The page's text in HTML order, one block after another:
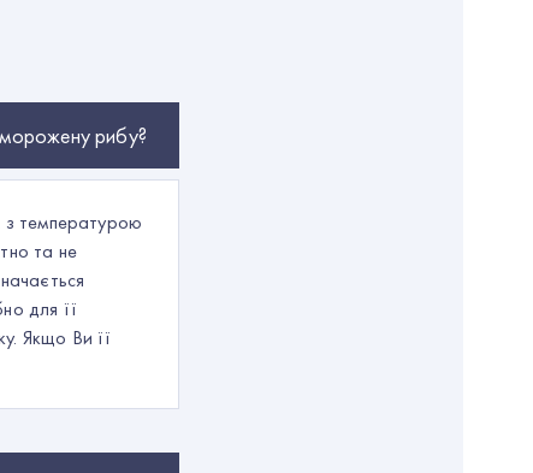
рибу?
з температурою
та не
для її
Якщо Ви її